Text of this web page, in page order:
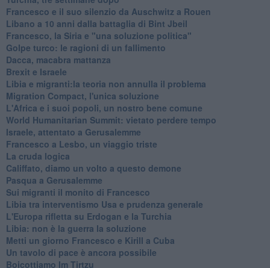
Francesco e il suo silenzio da Auschwitz a Rouen
Libano a 10 anni dalla battaglia di Bint Jbeil
Francesco, la Siria e "una soluzione politica"
Golpe turco: le ragioni di un fallimento
Dacca, macabra mattanza
Brexit e Israele
Libia e migranti:la teoria non annulla il problema
Migration Compact, l'unica soluzione
L'Africa e i suoi popoli, un nostro bene comune
World Humanitarian Summit: vietato perdere tempo
Israele, attentato a Gerusalemme
Francesco a Lesbo, un viaggio triste
La cruda logica
Califfato, diamo un volto a questo demone
Pasqua a Gerusalemme
Sui migranti il monito di Francesco
Libia tra interventismo Usa e prudenza generale
L'Europa rifletta su Erdogan e la Turchia
Libia: non è la guerra la soluzione
Metti un giorno Francesco e Kirill a Cuba
Un tavolo di pace è ancora possibile
Boicottiamo Im Tirtzu